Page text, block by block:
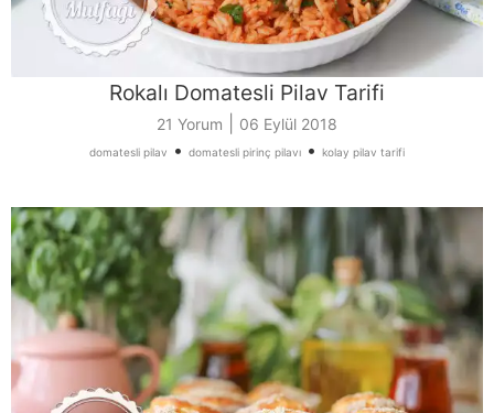
Rokalı Domatesli Pilav Tarifi
21 Yorum 06 Eylül 2018
domatesli pilav • domatesli pirinç pilavı • kolay pilav tarifi